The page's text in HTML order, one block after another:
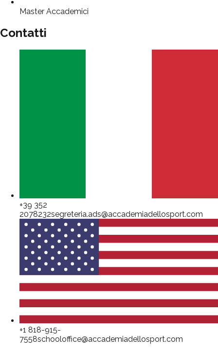
Master Accademici
Contatti
+39 352
2078232segreteria.ads@accademiadellosport.com
+1 818-915-
7558schooloffice@accademiadellosport.com